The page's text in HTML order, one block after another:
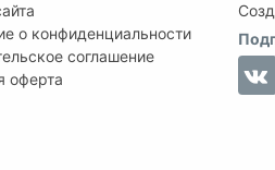
о конфиденциальности
соглашение
оферта